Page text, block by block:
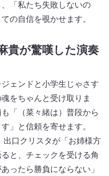
「私たち失敗しないの
の自信を覗かせます。
貴が驚嘆した演奏
ェンドと小学生じゃさす
をちゃんと受け取りま
「（菜々緒は）普段から
」と信頼を寄せます。
出口クリスタが「お姉様方
と、チェックを受ける角
ったら勝負にならない」